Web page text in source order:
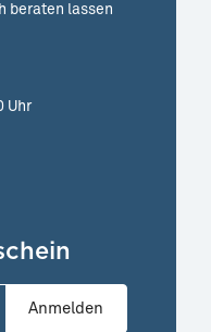
beraten lassen
Uhr
Anmelden